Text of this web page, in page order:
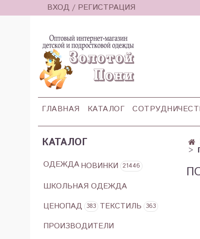
ВХОД / РЕГИСТРАЦИЯ
ГЛАВНАЯ КАТАЛОГ
КАТАЛОГ
ОДЕЖДАНОВИНКИ 21446
ШКОЛЬНАЯ ОДЕЖДА
ЦЕНОПАД 383 ТЕКСТИЛЬ 363
ПРОИЗВОДИТЕЛИ